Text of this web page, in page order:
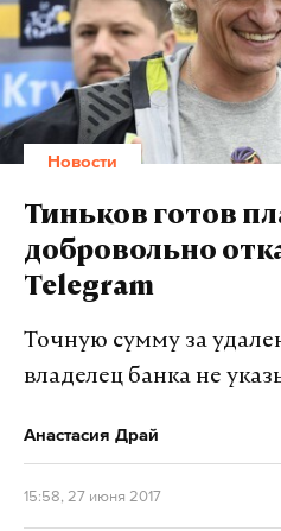
Новости
Тиньков готов
добровольно
Telegram
Точную сумму за
владелец банка не
Анастасия Драй
15:58, 27 июня 2017